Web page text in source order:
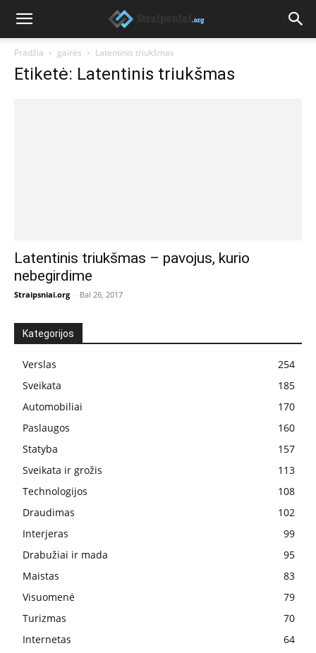
Pradžia gairės Latentinis triukšmas
Etiketė: Latentinis triukšmas
Latentinis triukšmas – pavojus, kurio
nebegirdime
Straipsniai.org - Bal 26, 2017
Kategorijos
Verslas
254
Sveikata
185
Automobiliai
170
Paslaugos
160
Statyba
157
Sveikata ir grožis
113
Technologijos
108
Draudimas
102
Interjeras
99
Drabužiai ir mada
95
Maistas
83
Visuomenė
79
Turizmas
70
Internetas
64